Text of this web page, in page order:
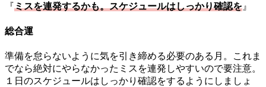
『ミスを連発するかも。スケジュールはしっかり確認を 』
総合運
準備を怠らないように気を引き締める必要のある月。これま
でなら絶対にやらなかったミスを連発しやすいので要注意。
１日のスケジュールはしっかり確認をするようにしましょ